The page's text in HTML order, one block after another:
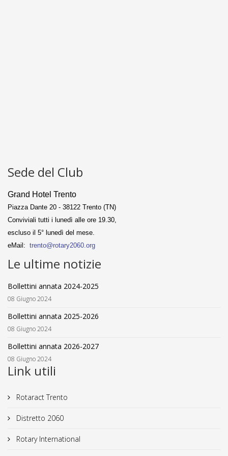
Sede del Club
Grand Hotel Trento
Piazza Dante 20 - 38122 Trento (TN)
Conviviali tutti i lunedì alle ore 19.30,
escluso il 5° lunedì del mese.
eMail: trento@rotary2060.org
Le ultime notizie
Bollettini annata 2024-2025
08 Giugno 2024
Bollettini annata 2025-2026
08 Giugno 2024
Bollettini annata 2026-2027
08 Giugno 2024
Link utili
Rotaract Trento
Distretto 2060
Rotary International